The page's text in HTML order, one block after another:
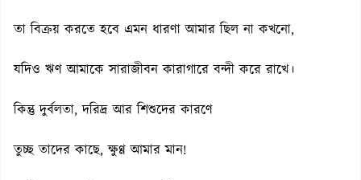
তা বিক্রয় করতে হবে এমন ধারণা আমার ছিল না কখনো,
যদিও ঋণ আমাকে সারাজীবন কারাগারে বন্দী করে রাখে।
কিন্তু দুর্বলতা, দরিদ্র আর শিশুদের কারণে
তুচ্ছ তাদের কাছে, ক্ষুণ্ণ আমার মান!